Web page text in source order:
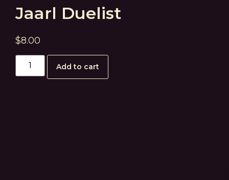
Jaarl Duelist
$8.00
Add to cart